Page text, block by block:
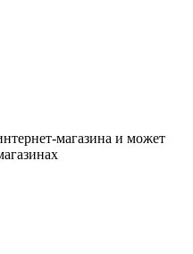
магазина и может